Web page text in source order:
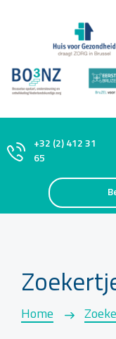
+32 (2) 412 31
65
Home